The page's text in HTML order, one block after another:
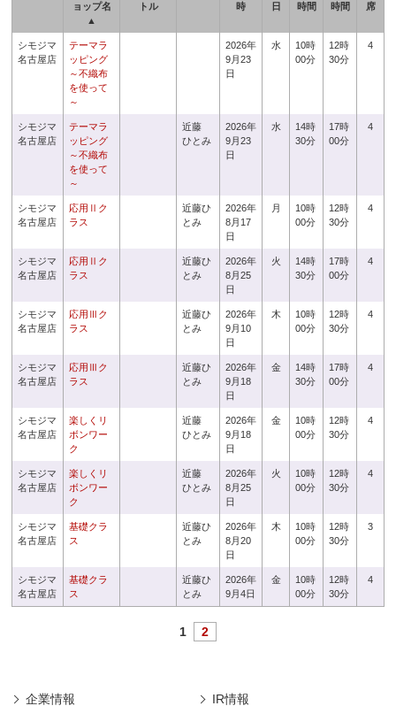
ョップ名
▲
トル
時
日
時間
時間
席
シモジマ
名古屋店
テーマラ
ッピング
～不織布
を使って
～
2026年
9月23
日
水
10時
00分
12時
30分
4
シモジマ
名古屋店
テーマラ
ッピング
～不織布
を使って
～
近藤
ひとみ
2026年
9月23
日
水
14時
30分
17時
00分
4
シモジマ
名古屋店
応用Ⅱク
ラス
近藤ひ
とみ
2026年
8月17
日
月
10時
00分
12時
30分
4
シモジマ
名古屋店
応用Ⅱク
ラス
近藤ひ
とみ
2026年
8月25
日
火
14時
30分
17時
00分
4
シモジマ
名古屋店
応用Ⅲク
ラス
近藤ひ
とみ
2026年
9月10
日
木
10時
00分
12時
30分
4
シモジマ
名古屋店
応用Ⅲク
ラス
近藤ひ
とみ
2026年
9月18
日
金
14時
30分
17時
00分
4
シモジマ
名古屋店
楽しくリ
ボンワー
ク
近藤
ひとみ
2026年
9月18
日
金
10時
00分
12時
30分
4
シモジマ
名古屋店
楽しくリ
ボンワー
ク
近藤
ひとみ
2026年
8月25
日
火
10時
00分
12時
30分
4
シモジマ
名古屋店
基礎クラ
ス
近藤ひ
とみ
2026年
8月20
日
木
10時
00分
12時
30分
3
シモジマ
名古屋店
基礎クラ
ス
近藤ひ
とみ
2026年
9月4日
金
10時
00分
12時
30分
4
1 2
企業情報 IR情報